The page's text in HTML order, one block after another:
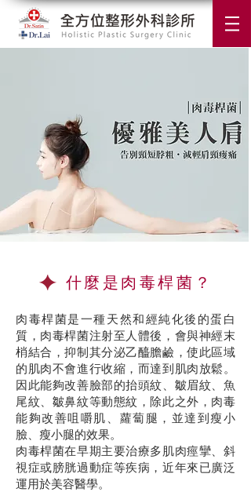
什麼是肉毒桿菌？
肉毒桿菌是一種天然和經純化後的蛋白
質，肉毒桿菌注射至人體後，會與神經末
梢結合，抑制其分泌乙醯膽鹼，使此區域
的肌肉不會進行收縮，而達到肌肉放鬆。
因此能夠改善臉部的抬頭紋、皺眉紋、魚
尾紋、皺鼻紋等動態紋，除此之外，肉毒
能夠改善咀嚼肌、蘿蔔腿，並達到瘦小
臉、瘦小腿的效果。
肉毒桿菌在早期主要治療多肌肉痙攣、斜
視症或膀胱過動症等疾病，近年來已廣泛
運用於美容醫學。